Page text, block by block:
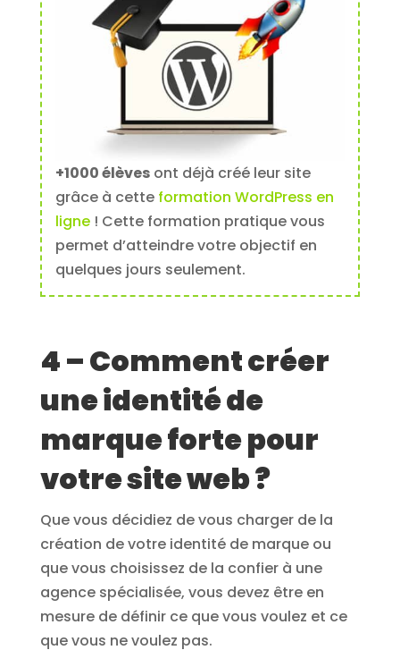
+1000 élèvesont déjà créé leur site
grâce à cette formation WordPress en
ligne! Cette formation pratique vous
permet d’atteindre votre objectif en
quelques jours seulement.
4 – Comment créer
une identité de
marque forte pour
votre site web ?
Que vous décidiez de vous charger de la
création de votre identité de marque ou
que vous choisissez de la confier à une
agence spécialisée, vous devez être en
mesure de définir ce que vous voulez et ce
que vous ne voulez pas.